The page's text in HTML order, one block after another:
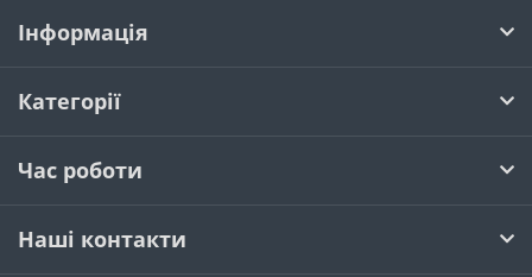
Інформація
Категорії
Час роботи
Наші контакти